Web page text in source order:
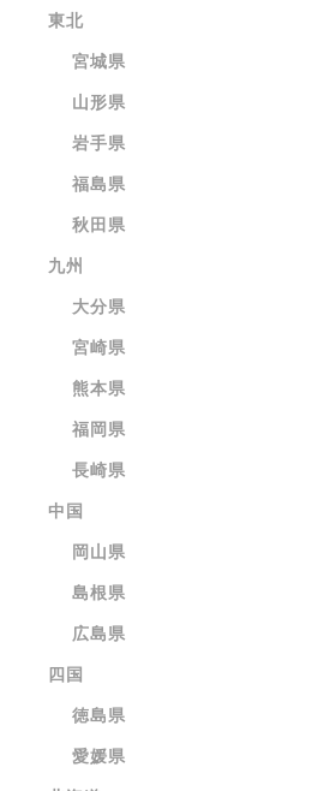
東北
宮城県
山形県
岩手県
福島県
秋田県
九州
大分県
宮崎県
熊本県
福岡県
長崎県
中国
岡山県
島根県
広島県
四国
徳島県
愛媛県